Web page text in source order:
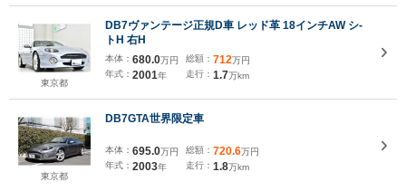
東京都
DB7ヴァンテージ正規D車 レッド革 18インチAW シ-
トH 右H
本体： 680.0万円
年式： 2001年
総額： 712万円
走行： 1.7万km
東京都
DB7GTA世界限定車
本体： 695.0万円
年式： 2003年
総額： 720.6万円
走行： 1.8万km